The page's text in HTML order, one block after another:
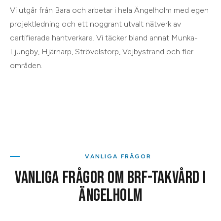
Vi utgår från Bara och arbetar i hela Ängelholm med egen
projektledning och ett noggrant utvalt nätverk av
certifierade hantverkare. Vi täcker bland annat Munka-
Ljungby, Hjärnarp, Strövelstorp, Vejbystrand och fler
områden
VANLIGA FRÅGOR
VANLIGA FRÅGOR OM BRF-TAKVÅRD I
ÄNGELHOLM